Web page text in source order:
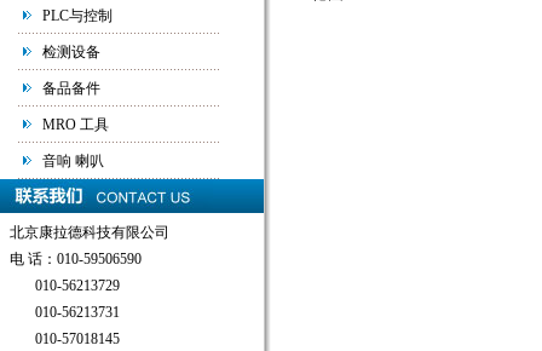
PLC与控制
检测设备
备品备件
MRO 工具
音响 喇叭
北京康拉德科技有限公司
电 话：010-59506590
010-56213729
010-56213731
010-57018145